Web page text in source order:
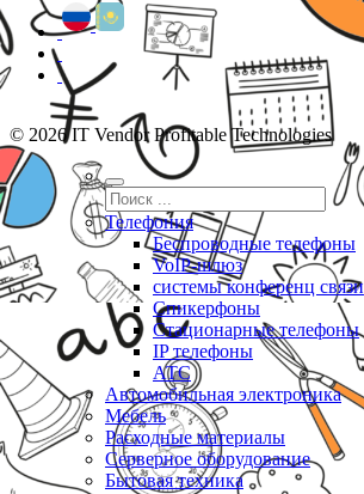
© 2026 IT Vendor Profitable Technologies
Телефония
Беспроводные телефоны
VoIP-шлюз
системы конференц связи
Спикерфоны
Стационарные телефоны
IP телефоны
АТС
Автомобильная электроника
Мебель
Расходные материалы
Серверное оборудование
Бытовая техника